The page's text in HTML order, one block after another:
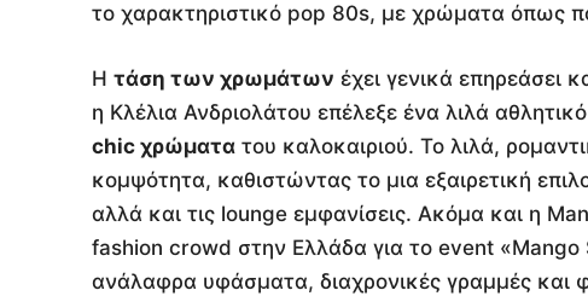
το χαρακτηριστικό pop 80s, με χρώματα όπως
Η τάση των χρωμάτων έχει γενικά επηρεάσει
η Κλέλια Ανδριολάτου επέλεξε ένα λιλά
chic χρώματα του καλοκαιριού. Το λιλά,
κομψότητα, καθιστώντας το μια εξαιρετική
αλλά και τις lounge εμφανίσεις. Ακόμα και η
fashion crowd στην Ελλάδα για το event «Mango
ανάλαφρα υφάσματα, διαχρονικές γραμμές